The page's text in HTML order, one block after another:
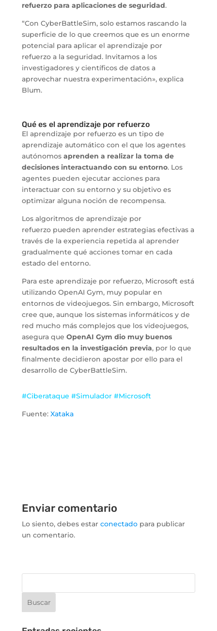
refuerzo para aplicaciones de seguridad.
“Con CyberBattleSim, solo estamos rascando la
superficie de lo que creemos que es un enorme
potencial para aplicar el aprendizaje por
refuerzo a la seguridad. Invitamos a los
investigadores y científicos de datos a
aprovechar nuestra experimentación», explica
Blum.
Qué es el aprendizaje por refuerzo
El aprendizaje por refuerzo es un tipo de
aprendizaje automático con el que los agentes
autónomos aprenden a realizar la toma de
decisiones interactuando con su entorno. Los
agentes pueden ejecutar acciones para
interactuar con su entorno y su objetivo es
optimizar alguna noción de recompensa.
Los algoritmos de aprendizaje por
refuerzo pueden aprender estrategias efectivas a
través de la experiencia repetida al aprender
gradualmente qué acciones tomar en cada
estado del entorno.
Para este aprendizaje por refuerzo, Microsoft está
utilizando OpenAI Gym, muy popular en
entornos de videojuegos. Sin embargo, Microsoft
cree que, aunque los sistemas informáticos y de
red mucho más complejos que los videojuegos,
asegura que OpenAI Gym dio muy buenos
resultados en la investigación previa, por lo que
finalmente decidieron apostar por ello para el
desarrollo de CyberBattleSim.
#Ciberataque #Simulador#Microsoft
Fuente: Xataka
Enviar comentario
Lo siento, debes estar conectadopara publicar
un comentario.